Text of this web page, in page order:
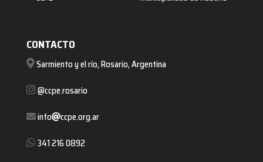
CONTACTO
Sarmiento y el río, Rosario, Argentina
@ccpe.rosario
info
ccpe.org.ar
341 216 0892